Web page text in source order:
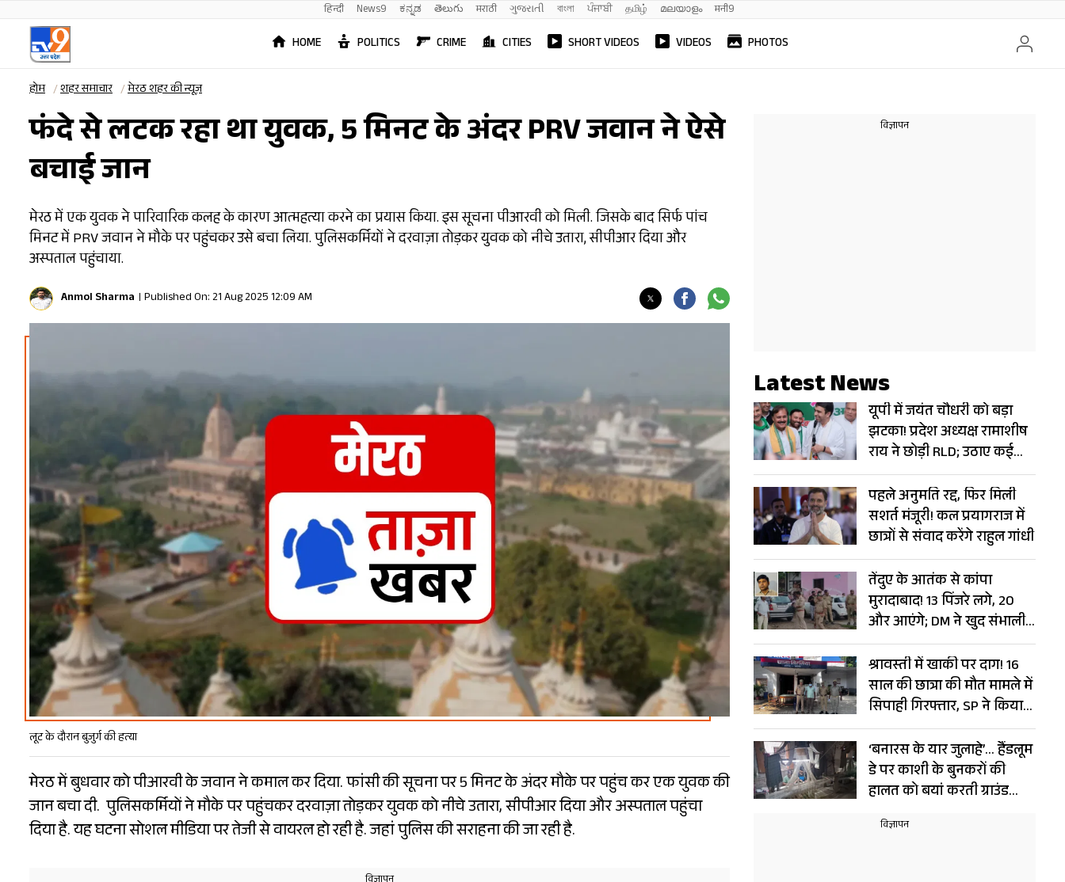
हिन्दी News9 ಕನ್ನಡ తెలుగు मराठी ગુજરાતી বাংলা ਪੰਜਾਬੀ தமிழ் മലയാളം मनी9
HOME POLITICS CRIME CITIES SHORT VIDEOS VIDEOS PHOTOS
होम शहर समाचार मेरठ शहर की न्यूज़
फंदे से लटक रहा था युवक, 5 मिनट के अंदर PRV जवान ने ऐसे
बचाई जान
मेरठ में एक युवक ने पारिवारिक कलह के कारण आत्महत्या करने का प्रयास किया. इस सूचना पीआरवी को मिली. जिसके बाद सिर्फ पांच
मिनट में PRV जवान ने मौके पर पहुंचकर उसे बचा लिया. पुलिसकर्मियों ने दरवाज़ा तोड़कर युवक को नीचे उतारा, सीपीआर दिया और
अस्पताल पहुंचाया.
Anmol Sharma Published On: 21 Aug 2025 12:09 AM
लूट के दौरान बुजुर्ग की हत्या
मेरठ में बुधवार को पीआरवी के जवान ने कमाल कर दिया. फांसी की सूचना पर 5 मिनट के अंदर मौके पर पहुंच कर एक युवक की
जान बचा दी. पुलिसकर्मियों ने मौके पर पहुंचकर दरवाज़ा तोड़कर युवक को नीचे उतारा, सीपीआर दिया और अस्पताल पहुंचा
दिया है. यह घटना सोशल मीडिया पर तेजी से वायरल हो रही है. जहां पुलिस की सराहना की जा रही है.
Latest News
यूपी में जयंत चौधरी को बड़ा
झटका! प्रदेश अध्यक्ष रामाशीष
राय ने छोड़ी RLD; उठाए कई
सवाल
पहले अनुमति रद्द, फिर मिली
सशर्त मंजूरी! कल प्रयागराज में
छात्रों से संवाद करेंगे राहुल गांधी
तेंदुए के आतंक से कांपा
मुरादाबाद! 13 पिंजरे लगे, 20
और आएंगे; DM ने खुद संभाली
कमान
श्रावस्ती में खाकी पर दाग! 16
साल की छात्रा की मौत मामले में
सिपाही गिरफ्तार, SP ने किया
सस्पेंड
‘बनारस के यार जुलाहे’… हैंडलूम
डे पर काशी के बुनकरों की
हालत को बयां करती ग्राउंड
रिपोर्ट